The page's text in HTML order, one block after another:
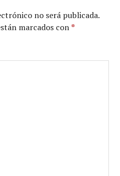
no será publicada.
marcados con*